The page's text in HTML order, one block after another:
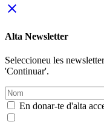
close
Alta Newsletter
Seleccioneu les
'Continuar'.
En donar-te d'alta